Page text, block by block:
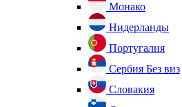
Монако
Нидерланды
Португалия
Сербия Без виз
Словакия